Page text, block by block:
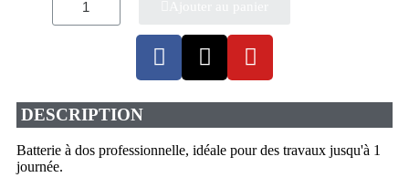
DESCRIPTION
Batterie à dos professionnelle, idéale pour des travaux jusqu'à 1
journée.